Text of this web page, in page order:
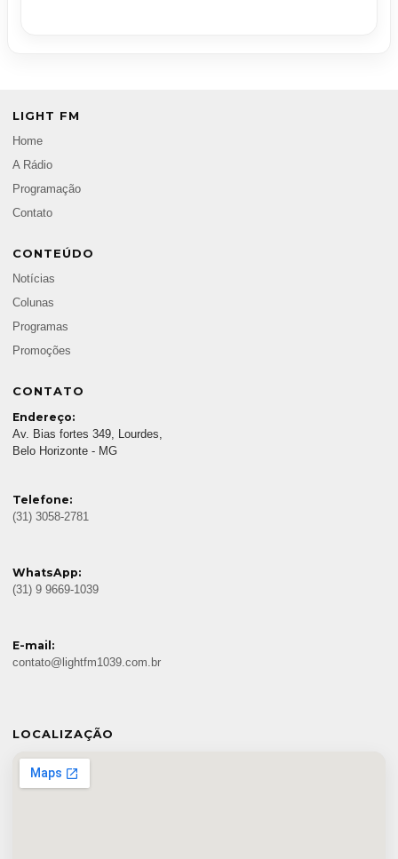
LIGHT FM
Home
A Rádio
Programação
Contato
CONTEÚDO
Notícias
Colunas
Programas
Promoções
CONTATO
Endereço:
Av. Bias fortes 349, Lourdes,
Belo Horizonte - MG
Telefone:
(31) 3058-2781
WhatsApp:
(31) 9 9669-1039
E-mail:
contato@lightfm1039.com.br
LOCALIZAÇÃO